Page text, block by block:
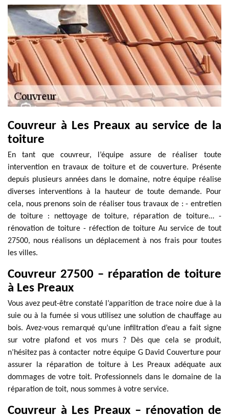
Couvreur à Les Preaux au service de la
toiture
En tant que couvreur, l’équipe assure de réaliser toute
intervention en travaux de toiture et de couverture. Présente
depuis plusieurs années dans le domaine, notre équipe réalise
diverses interventions à la hauteur de toute demande. Pour
cela, nous prenons soin de réaliser tous travaux de : - entretien
de toiture : nettoyage de toiture, réparation de toiture… -
rénovation de toiture - réfection de toiture Au service de tout
27500, nous réalisons un déplacement à nos frais pour toutes
les villes.
Couvreur 27500 – réparation de toiture
à Les Preaux
Vous avez peut-être constaté l’apparition de trace noire due à la
suie ou à la fumée si vous utilisez une solution de chauffage au
bois. Avez-vous remarqué qu’une infiltration d’eau a fait signe
sur votre plafond et vos murs ? Dès que cela se produit,
n’hésitez pas à contacter notre équipe G David Couverture pour
assurer la réparation de toiture à Les Preaux adéquate aux
dommages de votre toit. Professionnels dans le domaine de la
réparation de toit, nous sommes à votre service.
Couvreur à Les Preaux – rénovation de